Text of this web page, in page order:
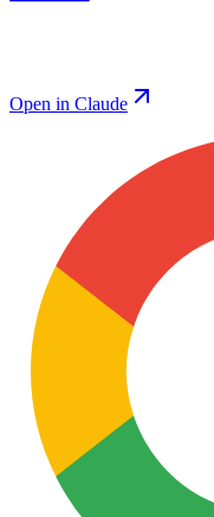
Open in Claude